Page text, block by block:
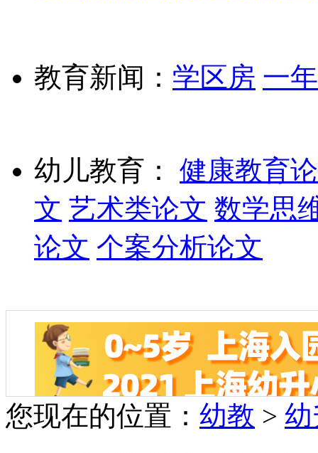
教育新闻： 学区房 一
幼儿教育：
健康教育
文 艺术类论文 数学思
论文 个案分析论文
您现在的位置： 幼教 >